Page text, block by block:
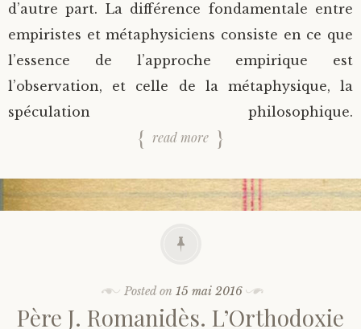
d’autre part. La différence fondamentale entre
empiristes et métaphysiciens consiste en ce que
l’essence de l’approche empirique est
l’observation, et celle de la métaphysique, la
spéculation philosophique.
read more
Posted on 15 mai 2016
Père J. Romanidès. L’Orthodoxie